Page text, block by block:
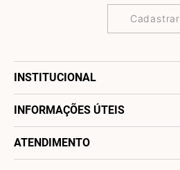
Cadastrar
INSTITUCIONAL
INFORMAÇÕES ÚTEIS
ATENDIMENTO